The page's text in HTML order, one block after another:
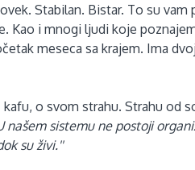
Stabilan. Bistar. To su
Kao i mnogi ljudi koje
meseca sa krajem. Ima
kafu, o svom strahu. Strahu od
našem sistemu ne postoji
su živi.''